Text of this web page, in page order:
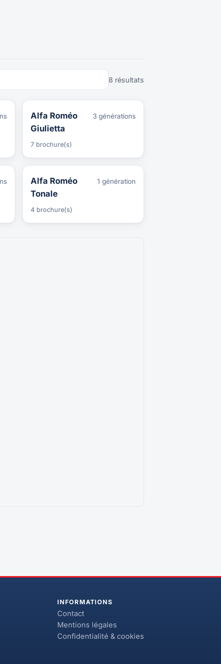
8 résultats
Alfa Roméo
Giulietta
3 générations
7 brochure(s)
Alfa Roméo
Tonale
1 génération
4 brochure(s)
INFORMATIONS
Contact
Mentions légales
Confidentialité & cookies